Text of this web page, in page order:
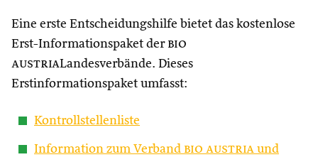
Eine erste Entscheidungshilfe bietet das kostenlose
Erst-Informationspaket der bio
austriaLandesverbände. Dieses
Erstinformationspaket umfasst:
Kontrollstellenliste
Information zum Verband bio austria und